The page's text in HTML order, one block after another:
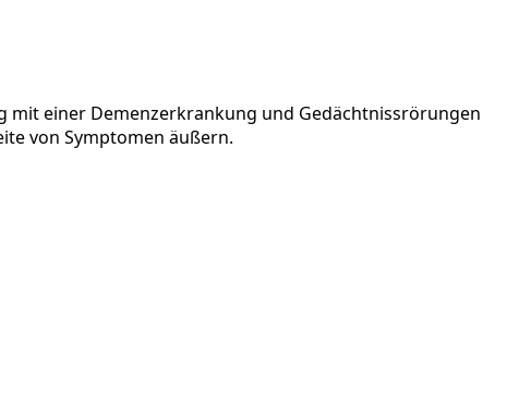
mit einer Demenzerkrankung und Gedächtnissrörungen
von Symptomen äußern.